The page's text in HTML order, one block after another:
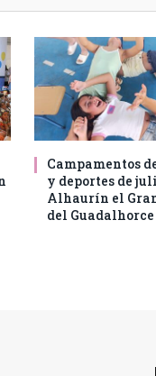
Campamentos
y deportes de
Alhaurín el
del Guadalhorce